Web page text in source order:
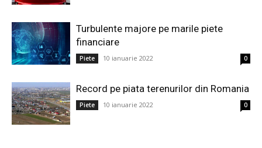
Turbulente majore pe marile piete
financiare
Piete 10 ianuarie 2022 0
Record pe piata terenurilor din Romania
Piete 10 ianuarie 2022 0